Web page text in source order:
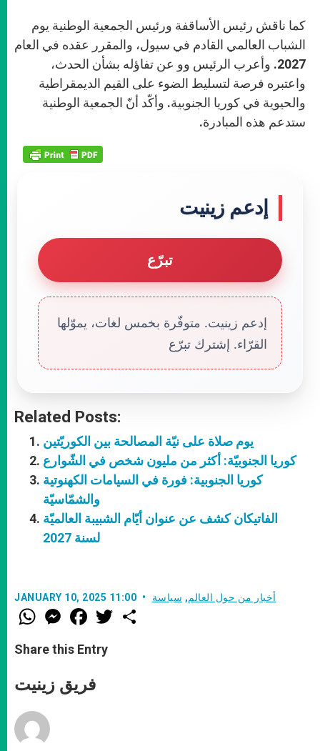
كما ناقش رئيس الأساقفة ورئيس الجمعية الوطنية يوم
الشباب العالمي القادم في سيول، والمقرر عقده في العام
2027. وأعرب الرئيس وو عن تفاؤله بشأن الحدث،
واعتبره فرصة لتسليط الضوء على القيم الديمقراطية
والحيوية في كوريا الجنوبية. وأكّد أنّ الجمعية الوطنية
ستدعم هذه المبادرة.
إدعم زينيت
تبرّع
إدعم زينيت. متوفّرة بخمس لغات، يموّلها
القرّاء. إشترك تبرّع
Related Posts:
يوم صلاة على نيّة المصالحة بين الكوريّتين
كوريا الجنوبيّة: أكثر من مليون شخص في الشّوارع
كوريا الجنوبية: فورة في السيامات الكهنوتية
والشمّاسيّة
الفاتيكان كشف عن عنوان أيّام الشبيبة العالميّة
لسنة 2027
JANUARY 10, 2025 11:00 أخبار من حول العالم, سياسة
W
h
t
s
p
p
M
e
s
e
g
e
F
a
e
b
o
k
w
Share this Entry
فريق زينيت